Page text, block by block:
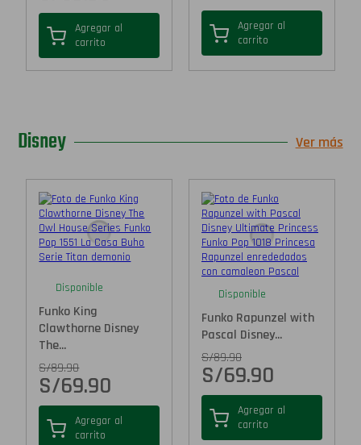
Agregar al
carrito
Agregar al
carrito
Disney Ver más
Disponible
Funko King
Clawthorne Disney
The...
S/89.90
S/69.90
Agregar al
carrito
Disponible
Funko Rapunzel with
Pascal Disney...
S/89.90
S/69.90
Agregar al
carrito